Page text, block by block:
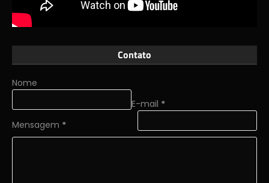
Contato
Nome
E-mail *
Mensagem *